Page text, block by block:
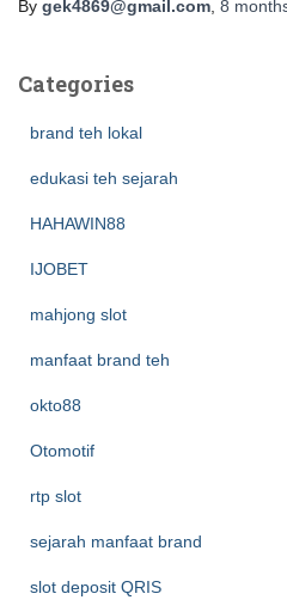
By gek4869@gmail.com 8
Categories
brand teh lokal
edukasi teh sejarah
HAHAWIN88
IJOBET
mahjong slot
manfaat brand teh
okto88
Otomotif
rtp slot
sejarah manfaat brand
slot deposit QRIS